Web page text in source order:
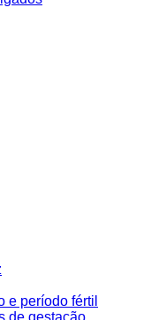
e período fértil
de gestação